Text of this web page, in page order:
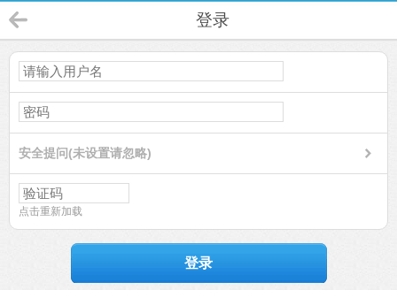
登录
安全提问(未设置请忽略)
点击重新加载
登录